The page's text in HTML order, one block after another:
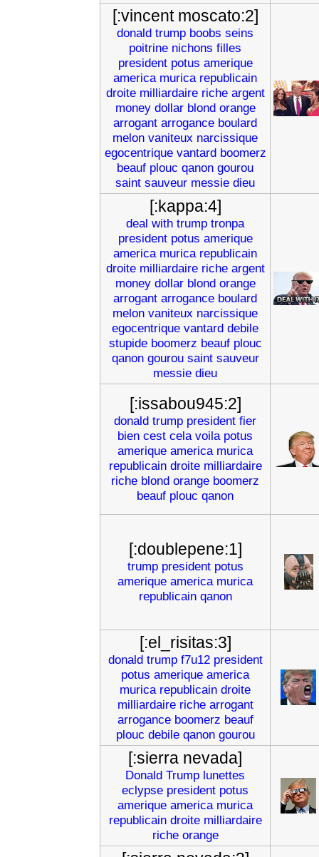
[:vincent moscato:2]
donald trump boobs seins
poitrine nichons filles
president potus amerique
america murica republicain
droite milliardaire riche argent
money dollar blond orange
arrogant arrogance boulard
melon vaniteux narcissique
egocentrique vantard boomerz
beauf plouc qanon gourou
saint sauveur messie dieu
[:kappa:4]
deal with trump tronpa
president potus amerique
america murica republicain
droite milliardaire riche argent
money dollar blond orange
arrogant arrogance boulard
melon vaniteux narcissique
egocentrique vantard debile
stupide boomerz beauf plouc
qanon gourou saint sauveur
messie dieu
[:issabou945:2]
donald trump president fier
bien cest cela voila potus
amerique america murica
republicain droite milliardaire
riche blond orange boomerz
beauf plouc qanon
[:doublepene:1]
trump president potus
amerique america murica
republicain qanon
[:el_risitas:3]
donald trump f7u12 president
potus amerique america
murica republicain droite
milliardaire riche arrogant
arrogance boomerz beauf
plouc debile qanon gourou
[:sierra nevada]
Donald Trump lunettes
eclypse president potus
amerique america murica
republicain droite milliardaire
riche orange